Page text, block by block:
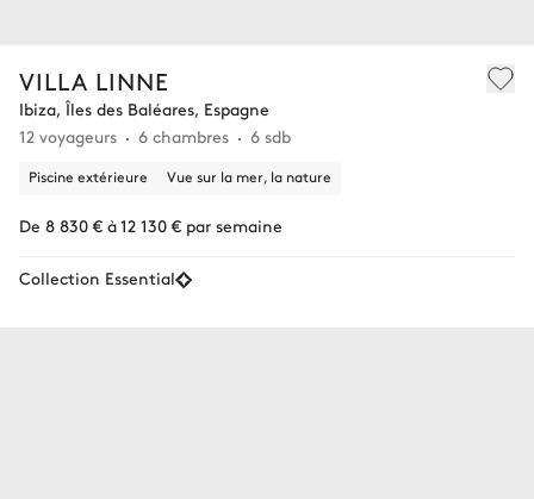
VILLA LINNE
Ibiza, Îles des Baléares, Espagne
12 voyageurs
6 chambres 6 sdb
Piscine extérieure Vue sur la mer, la nature
De 8 830 € à 12 130 € par semaine
Collection Essential